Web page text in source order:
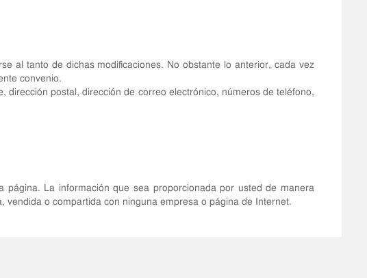
al tanto de dichas modificaciones. No obstante lo anterior, cada vez
convenio.
postal, dirección de correo electrónico, números de teléfono,
La información que sea proporcionada por usted de manera
o compartida con ninguna empresa o página de Internet.